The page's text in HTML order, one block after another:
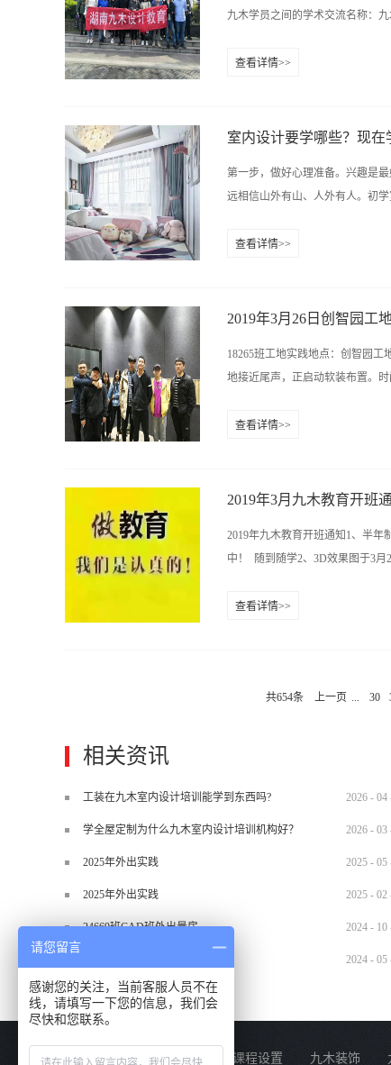
九木学员之间的学术交流名称：
查看详情>>
室内设计要学哪些？现在
第一步，做好心理准备。兴趣是
远相信山外有山、人外有人。初
审美和构成，包括平面构成、立
更重要的是后天通过不断地欣赏
现美的眼睛。第三步，掌握室内
工作中会节省好多的时间哦。九
查看详情>>
2019年3月26日创智园工
18265班工地实践地点：创智园
地接近尾声，正启动软装布置。
址：长沙雨花区香樟路云集国际大
查看详情>>
2019年3月九木教育开班
2019年九木教育开班通知1、半年
中！ 随到随学2、3D效果图于3月
www.hn9mu.com报名热线...
查看详情>>
共654条 上一页 ... 30
相关资讯
工装在九木室内设计培训能学到东西吗? 2026 - 04
学全屋定制为什么九木室内设计培训机构好？ 2026 - 03
2025年外出实践 2025 - 05
2025年外出实践 2025 - 02
24669班CAD班外出量房 2024 - 10
2024 - 05
关于我们 课程设置 九木装饰
请您留言
感谢您的关注，当前客服人员不在
线，请填写一下您的信息，我们会
尽快和您联系。